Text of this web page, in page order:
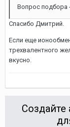
Вопрос подбора
Спасибо Дмитрий.
Если еще
трехвалентного
вкусно.
Создайте